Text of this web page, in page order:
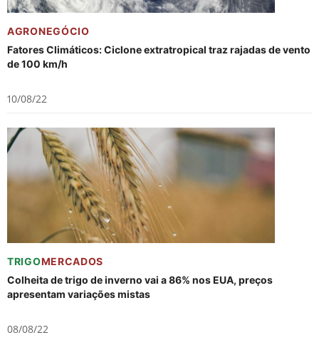
AGRONEGÓCIO
Fatores Climáticos: Ciclone extratropical traz rajadas de vento
de 100 km/h
10/08/22
TRIGOMERCADOS
Colheita de trigo de inverno vai a 86% nos EUA, preços
apresentam variações mistas
08/08/22